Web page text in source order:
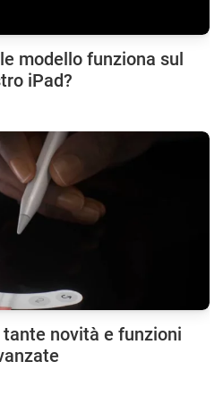
modello funziona sul
iPad?
novità e funzioni